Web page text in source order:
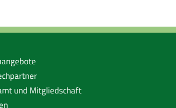
und Mitgliedschaft